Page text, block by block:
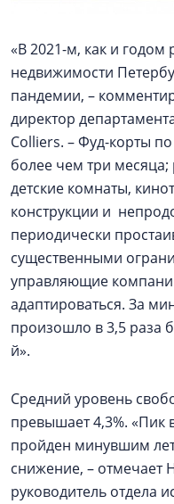
«В 2021-м, как и годом
недвижимости
пандемии, –
директор
Colliers. – Фуд-корты
более чем три месяца;
детские комнаты,
конструкции и
периодически
существенными
управляющие
адаптироваться. За
произошло в 3,5 раза
й».
Средний уровень
превышает 4,3%. «Пик
пройден минувшим
снижение, – отмечает
руководитель отдела